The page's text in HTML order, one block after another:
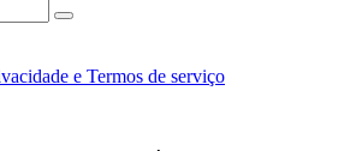
e Termos de serviço